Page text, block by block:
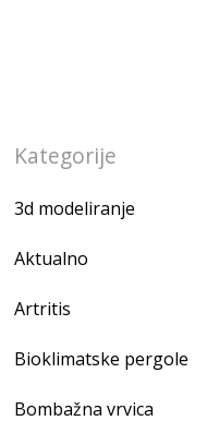
Kategorije
3d modeliranje
Aktualno
Artritis
Bioklimatske pergole
Bombažna vrvica